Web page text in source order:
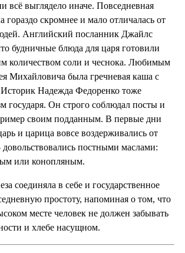
всё выглядело иначе. Повседневная
гораздо скромнее и мало отличалась от
Английский посланник Джайлс
будничные блюда для царя готовили
количеством соли и чеснока. Любимым
Михайловича была гречневая каша с
Надежда Федоренко тоже
государя. Он строго соблюдал посты и
своим подданным. В первые дни
и царица вовсе воздерживались от
постными маслами:
или конопляным.
соединяла в себе и государственное
простоту, напоминая о том, что
месте человек не должен забывать
и хлебе насущном.